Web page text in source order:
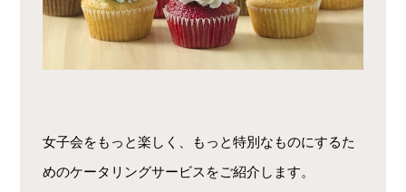
女子会をもっと楽しく、もっと特別なものにするた
めのケータリングサービスをご紹介します。